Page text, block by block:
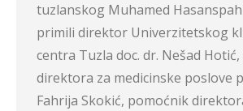
tuzlanskog Muhamed
primili direktor Univerzitetskog
centra Tuzla doc. dr. Nešad
direktora za medicinske poslove
Fahrija Skokić, pomoćnik